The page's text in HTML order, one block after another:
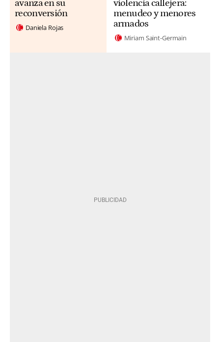
avanza en su
reconversión
Daniela Rojas
violencia callejera:
menudeo y menores
armados
Miriam Saint-Germain